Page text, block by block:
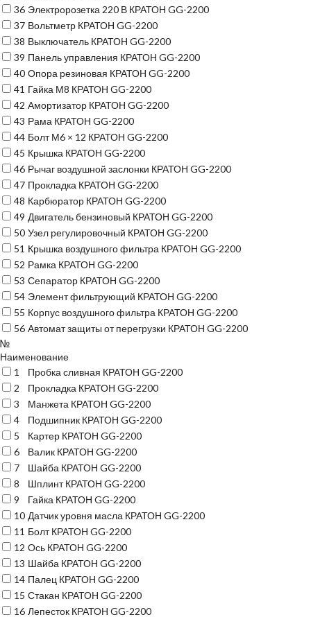
36 Электророзетка 220 В КРАТОН GG-2200
37 Вольтметр КРАТОН GG-2200
38 Выключатель КРАТОН GG-2200
39 Панель управления КРАТОН GG-2200
40 Опора резиновая КРАТОН GG-2200
41 Гайка М8 КРАТОН GG-2200
42 Амортизатор КРАТОН GG-2200
43 Рама КРАТОН GG-2200
44 Болт М6 × 12 КРАТОН GG-2200
45 Крышка КРАТОН GG-2200
46 Рычаг воздушной заслонки КРАТОН GG-2200
47 Прокладка КРАТОН GG-2200
48 Карбюратор КРАТОН GG-2200
49 Двигатель бензиновый КРАТОН GG-2200
50 Узел регулировочный КРАТОН GG-2200
51 Крышка воздушного фильтра КРАТОН GG-2200
52 Рамка КРАТОН GG-2200
53 Сепаратор КРАТОН GG-2200
54 Элемент фильтрующий КРАТОН GG-2200
55 Корпус воздушного фильтра КРАТОН GG-2200
56 Автомат защиты от перегрузки КРАТОН GG-2200
№
Наименование
1
Пробка сливная КРАТОН GG-2200
2
Прокладка КРАТОН GG-2200
3
Манжета КРАТОН GG-2200
4
Подшипник КРАТОН GG-2200
5
Картер КРАТОН GG-2200
6
Валик КРАТОН GG-2200
7
Шайба КРАТОН GG-2200
8
Шплинт КРАТОН GG-2200
9
Гайка КРАТОН GG-2200
10 Датчик уровня масла КРАТОН GG-2200
11 Болт КРАТОН GG-2200
12 Ось КРАТОН GG-2200
13 Шайба КРАТОН GG-2200
14 Палец КРАТОН GG-2200
15 Стакан КРАТОН GG-2200
16 Лепесток КРАТОН GG-2200